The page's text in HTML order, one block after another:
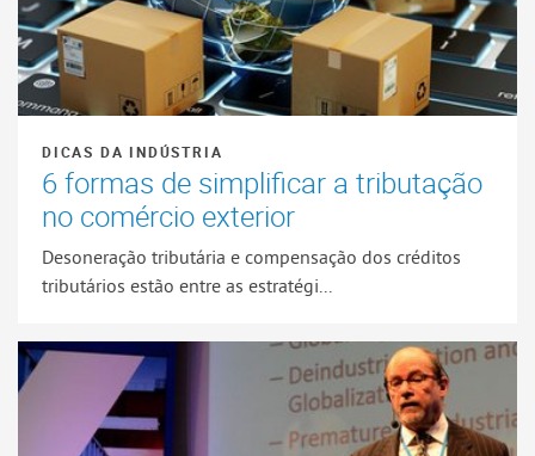
DICAS DA INDÚSTRIA
6 formas de simplificar a tributação
no comércio exterior
Desoneração tributária e compensação dos créditos
tributários estão entre as estratégi...